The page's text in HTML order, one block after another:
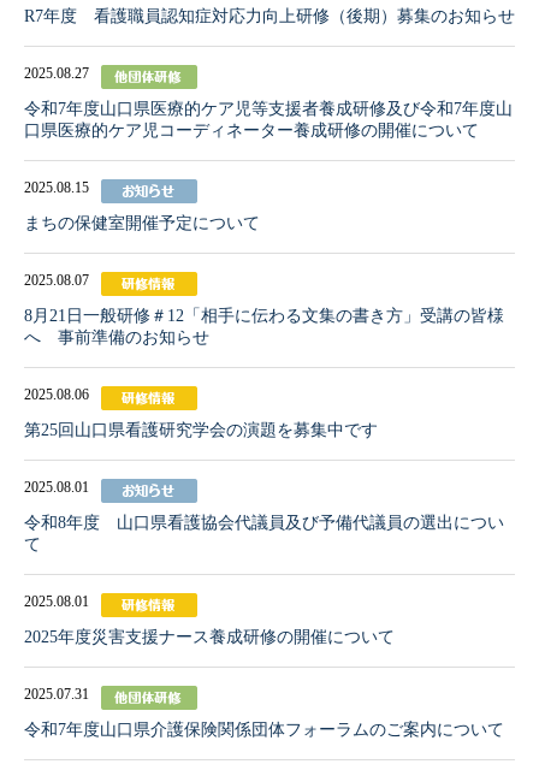
R7年度 看護職員認知症対応力向上研修（後期）募集のお知らせ
2025.08.27
令和7年度山口県医療的ケア児等支援者養成研修及び令和7年度山
口県医療的ケア児コーディネーター養成研修の開催について
2025.08.15
まちの保健室開催予定について
2025.08.07
8月21日一般研修＃12「相手に伝わる文集の書き方」受講の皆様
へ 事前準備のお知らせ
2025.08.06
第25回山口県看護研究学会の演題を募集中です
2025.08.01
令和8年度 山口県看護協会代議員及び予備代議員の選出につい
て
2025.08.01
2025年度災害支援ナース養成研修の開催について
2025.07.31
令和7年度山口県介護保険関係団体フォーラムのご案内について